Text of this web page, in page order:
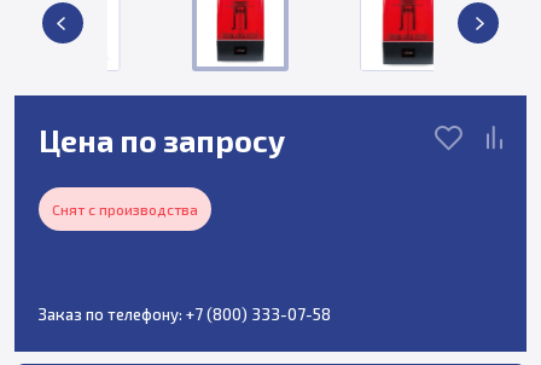
Цена по запросу
Снят с производства
Заказ по телефону: +7 (800) 333-07-58